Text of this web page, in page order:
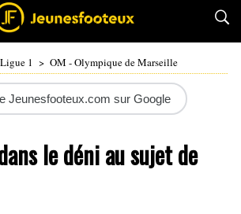
Ligue 1 > OM - Olympique de Marseille
Jeunesfooteux.com sur Google
le déni au sujet de